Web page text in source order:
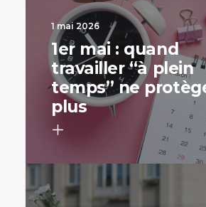
1 mai 2026
1er mai : quand
travailler “à plein
temps” ne
plus